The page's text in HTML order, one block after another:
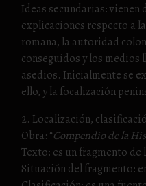
Ideas secundarias:
explicaciones respecto a
romana, la autoridad
conseguidos y los medios
asedios. Inicialmente se
ello, y la focalización
2. Localización,
Obra: “Compendio de la
Texto: es un fragmento de
Situación del fragmento: